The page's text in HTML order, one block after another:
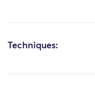
Techniques: